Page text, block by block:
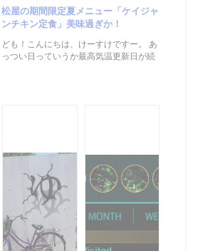
松屋の期間限定夏メニュー「ケイジャ
ンチキン定食」美味過ぎか！
ども！こんにちは、けーすけですー。 あ
っつい日っていうか最高気温更新日が続